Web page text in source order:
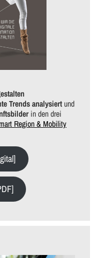
Trends analysiertund
in den drei
Region & Mobility